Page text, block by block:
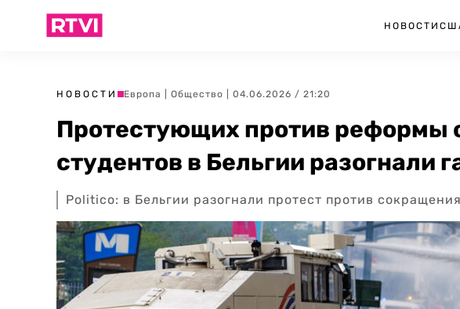
НОВОСТИ
НОВОСТИ Европа Общество | 04.06.2026 / 21:20
Протестующих против реформы
студентов в Бельгии разогнали
Politico: в Бельгии разогнали протест против